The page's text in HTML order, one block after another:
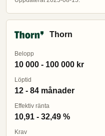
Thorn
Belopp
10 000 - 100 000 kr
Löptid
12 - 84 månader
Effektiv ränta
10,91 - 32,49 %
Krav